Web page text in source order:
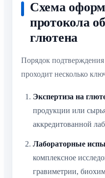
Схема
об
проходит несколько
продукции или
аккредитованной
Лабораторные
комплексное
гравиметрии,
оформлением